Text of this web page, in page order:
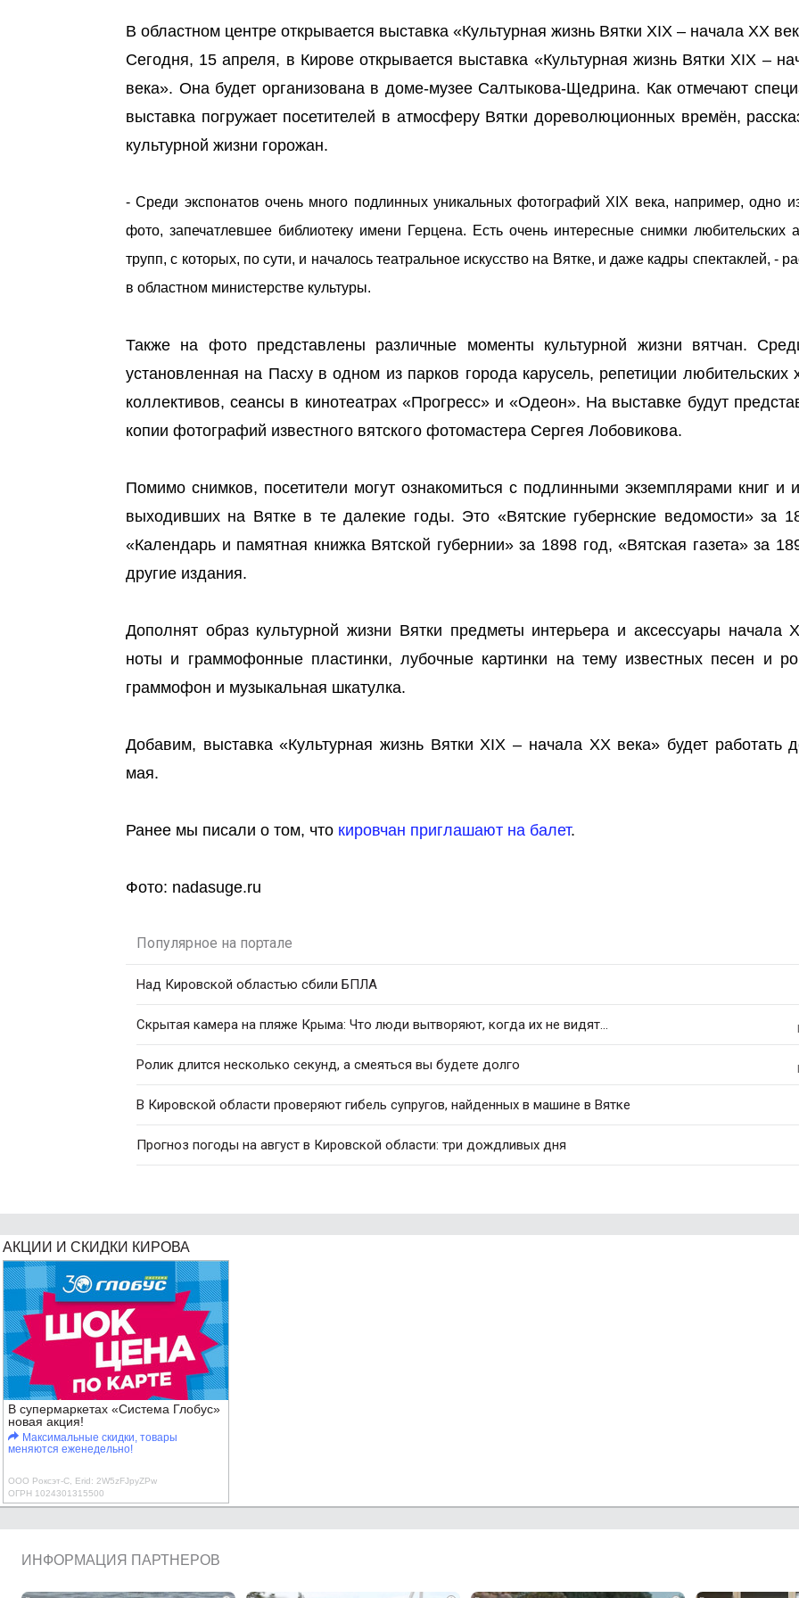
В областном центре открывается выставка «Культурная жизнь Вятки XIX – начала XX
Сегодня, 15 апреля, в Кирове открывается выставка «Культурная жизнь Вятки XIX –
века». Она будет организована в доме-музее Салтыкова-Щедрина. Как отмечают
выставка погружает посетителей в атмосферу Вятки дореволюционных времён,
культурной жизни горожан.
- Среди экспонатов очень много подлинных уникальных фотографий XIX века, например, одно
фото, запечатлевшее библиотеку имени Герцена. Есть очень интересные снимки любительских
трупп, с которых, по сути, и началось театральное искусство на Вятке, и даже кадры спектаклей, -
в областном министерстве культуры.
Также на фото представлены различные моменты культурной жизни вятчан.
установленная на Пасху в одном из парков города карусель, репетиции любительских
коллективов, сеансы в кинотеатрах «Прогресс» и «Одеон». На выставке будут
копии фотографий известного вятского фотомастера Сергея Лобовикова.
Помимо снимков, посетители могут ознакомиться с подлинными экземплярами книг и
выходивших на Вятке в те далекие годы. Это «Вятские губернские ведомости» за
«Календарь и памятная книжка Вятской губернии» за 1898 год, «Вятская газета» за
другие издания.
Дополнят образ культурной жизни Вятки предметы интерьера и аксессуары начала
ноты и граммофонные пластинки, лубочные картинки на тему известных песен и
граммофон и музыкальная шкатулка.
Добавим, выставка «Культурная жизнь Вятки XIX – начала XX века» будет работать
мая.
Ранее мы писали о том, что кировчан приглашают на балет.
Фото: nadasuge.ru
Популярное на портале
Над Кировской областью сбили БПЛА
Скрытая камера на пляже Крыма: Что люди вытворяют, когда их не видят...
Ролик длится несколько секунд, а смеяться вы будете долго
В Кировской области проверяют гибель супругов, найденных в машине в Вятке
Прогноз погоды на август в Кировской области: три дождливых дня
АКЦИИ И СКИДКИ КИРОВА
В супермаркетах «Система Глобус»
новая акция!
Максимальные скидки, товары
меняются еженедельно!
ООО Роксэт-С, Erid: 2W5zFJpyZPw
ОГРН 1024301315500
ИНФОРМАЦИЯ ПАРТНЕРОВ